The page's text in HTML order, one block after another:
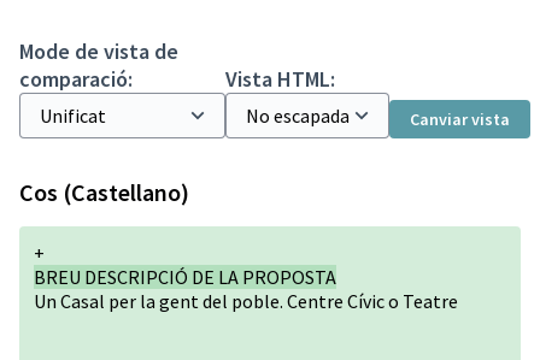
Mode de vista de
comparació:
Vista HTML:
Canviar vista
Cos (Castellano)
+
BREU DESCRIPCIÓ DE LA PROPOSTA
Un Casal per la gent del poble. Centre Cívic o Teatre